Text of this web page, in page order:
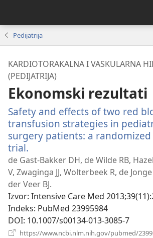
Pedijatrija
KARDIOTORAKALNA I VASKULARNA
(PEDIJATRIJA)
Ekonomski rezultati
Safety and effects of two red
transfusion strategies in
surgery patients: a
trial.
novi
prozor)
de Gast-Bakker DH, de Wilde RB,
V, Zwaginga JJ, Wolterbeek R, de
der Veer BJ.
Izvor‎: Intensive Care Med
Indeks‎: PubMed 23995984
DOI‎: 10.1007/s00134-013-3085-7
https://www.ncbi.nlm.nih.gov/pubmed/